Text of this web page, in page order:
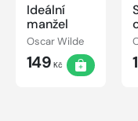
Ideální
manžel
Oscar Wilde
149 Kč